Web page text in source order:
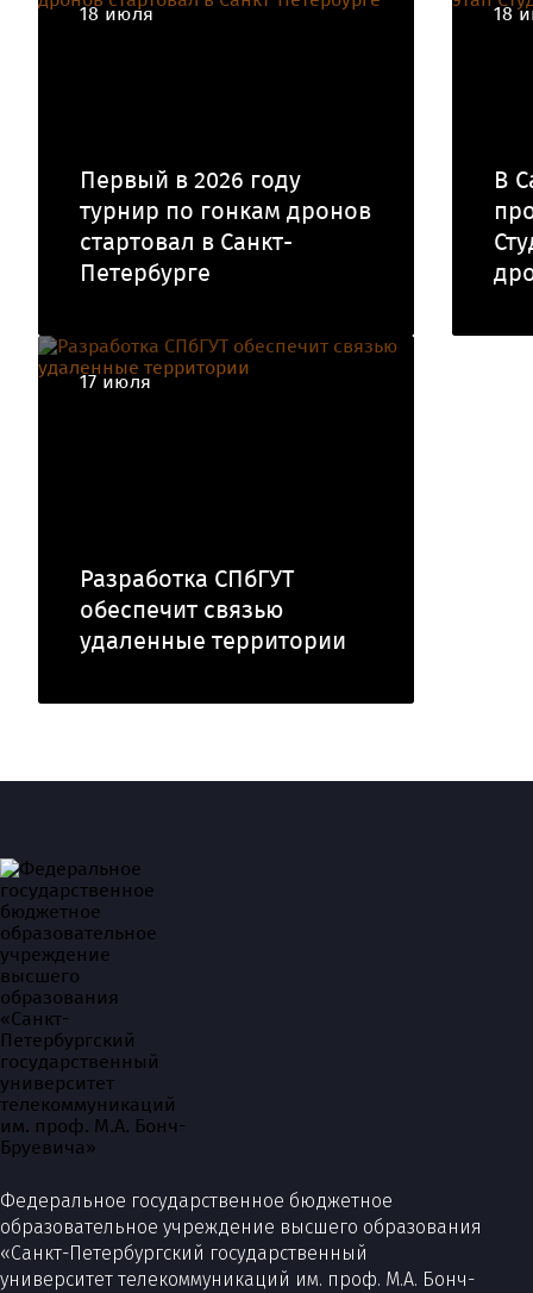
18 июля
Первый в 2026 году
турнир по гонкам дронов
стартовал в Санкт-
Петербурге
18
В
17 июля
Разработка СПбГУТ
обеспечит связью
удаленные территории
Федеральное государственное бюджетное
образовательное учреждение высшего образования
«Санкт-Петербургский государственный
университет телекоммуникаций им. проф. М.А. Бонч-